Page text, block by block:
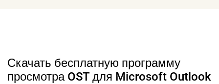
Скачать бесплатную программу
просмотра OST для Microsoft Outlook